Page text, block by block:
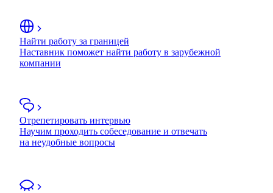
Найти работу за границей
Наставник поможет найти работу в зарубежной
компании
Отрепетировать интервью
Научим проходить собеседование и отвечать
на неудобные вопросы